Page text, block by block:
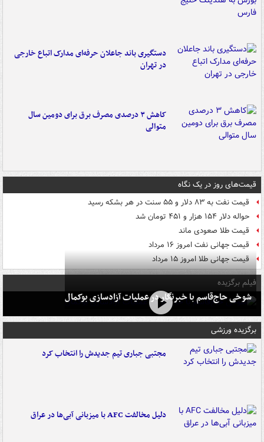
دستگیری باند جاعلان حرفه‌ای مدارک اتباع خارجی
در تهران
کاهش ۳ درصدی مصرف برق برای دومین سال
متوالی
قیمت‌های روز در یک نگاه
قیمت نفت به ۸۳ دلار و ۵۵ سنت در هر بشکه رسید
حواله دلار ۱۵۴ هزار و ۴۵۱ تومان شد
قیمت طلا صعودی ماند
قیمت جهانی نفت امروز ۱۶ مرداد
قیمت جهانی طلا امروز ۱۵ مرداد
فیلم برگزیده
شوخی حاج‌قاسم با خبرنگار در عملیات آزادسازی بوکمال
برگزیده ورزشی
مجتبی جباری تیم جدیدش را انتخاب کرد
دلیل مخالفت AFC با میزبانی آبی‌ها در عراق